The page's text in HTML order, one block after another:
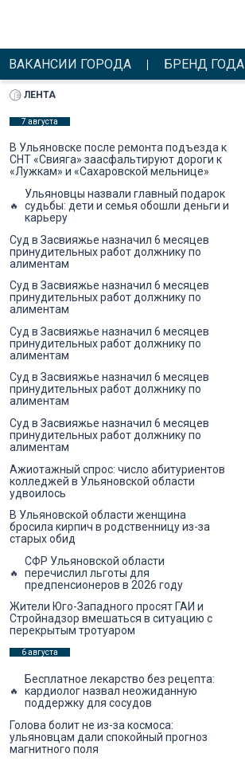
ВАКАНСИИ ГОРОДА БРЕНД ГОДА
ЛЕНТА
7 августа
В Ульяновске после ремонта подъезда к
СНТ «Свияга» заасфальтируют дороги к
«Лужкам» и «Сахаровской мельнице»
Ульяновцы назвали главный подарок
судьбы: дети и семья обошли деньги и
карьеру
Суд в Засвияжье назначил 6 месяцев
принудительных работ должнику по
алиментам
Суд в Засвияжье назначил 6 месяцев
принудительных работ должнику по
алиментам
Суд в Засвияжье назначил 6 месяцев
принудительных работ должнику по
алиментам
Суд в Засвияжье назначил 6 месяцев
принудительных работ должнику по
алиментам
Суд в Засвияжье назначил 6 месяцев
принудительных работ должнику по
алиментам
Ажиотажный спрос: число абитуриентов
колледжей в Ульяновской области
удвоилось
В Ульяновской области женщина
бросила кирпич в родственницу из-за
старых обид
СФР Ульяновской области
перечислил льготы для
предпенсионеров в 2026 году
Жители Юго-Западного просят ГАИ и
Стройнадзор вмешаться в ситуацию с
перекрытым тротуаром
6 августа
Бесплатное лекарство без рецепта:
кардиолог назвал неожиданную
поддержку для сосудов
Голова болит не из-за космоса:
ульяновцам дали спокойный прогноз
магнитного поля